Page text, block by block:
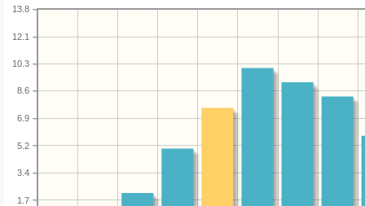
1.7
3.4
5.2
6.9
8.6
10.3
12.1
13.8